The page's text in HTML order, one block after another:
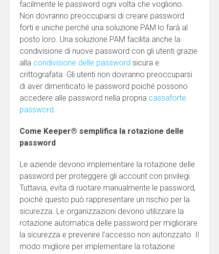
facilmente le password ogni volta che vogliono.
Non dovranno preoccuparsi di creare password
forti e uniche perché una soluzione PAM lo farà al
posto loro. Una soluzione PAM facilita anche la
condivisione di nuove password con gli utenti grazie
alla condivisione delle password sicura e
crittografata. Gli utenti non dovranno preoccuparsi
di aver dimenticato le password poiché possono
accedere alle password nella propria cassaforte
password.
Come Keeper® semplifica la rotazione delle
password
Le aziende devono implementare la rotazione delle
password per proteggere gli account con privilegi.
Tuttavia, evita di ruotare manualmente le password,
poiché questo può rappresentare un rischio per la
sicurezza. Le organizzazioni devono utilizzare la
rotazione automatica delle password per migliorare
la sicurezza e prevenire l’accesso non autorizzato. Il
modo migliore per implementare la rotazione